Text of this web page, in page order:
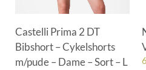
Castelli Prima 2 DT
Bibshort – Cykelshorts
m/pude – Dame – Sort – L